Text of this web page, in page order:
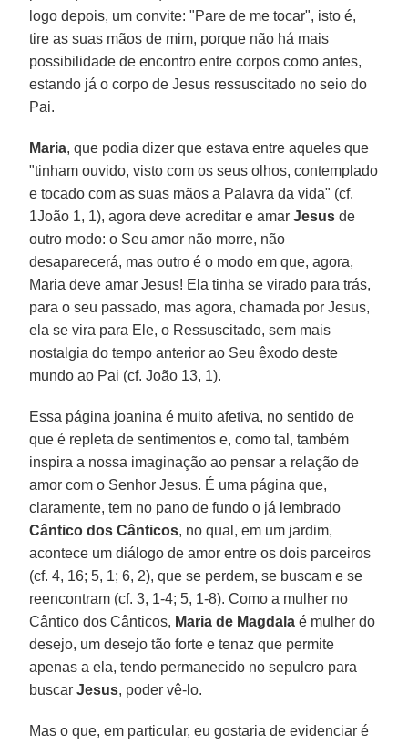
logo depois, um convite: "Pare de me tocar", isto é,
tire as suas mãos de mim, porque não há mais
possibilidade de encontro entre corpos como antes,
estando já o corpo de Jesus ressuscitado no seio do
Pai.
Maria, que podia dizer que estava entre aqueles que
"tinham ouvido, visto com os seus olhos, contemplado
e tocado com as suas mãos a Palavra da vida" (cf.
1João 1, 1), agora deve acreditar e amarJesus de
outro modo: o Seu amor não morre, não
desaparecerá, mas outro é o modo em que, agora,
Maria deve amar Jesus! Ela tinha se virado para trás,
para o seu passado, mas agora, chamada por Jesus,
ela se vira para Ele, o Ressuscitado, sem mais
nostalgia do tempo anterior ao Seu êxodo deste
mundo ao Pai (cf. João 13, 1).
Essa página joanina é muito afetiva, no sentido de
que é repleta de sentimentos e, como tal, também
inspira a nossa imaginação ao pensar a relação de
amor com o Senhor Jesus. É uma página que,
claramente, tem no pano de fundo o já lembrado
Cântico dos Cânticos, no qual, em um jardim,
acontece um diálogo de amor entre os dois parceiros
(cf. 4, 16; 5, 1; 6, 2), que se perdem, se buscam e se
reencontram (cf. 3, 1-4; 5, 1-8). Como a mulher no
Cântico dos Cânticos, Maria de Magdala é mulher do
desejo, um desejo tão forte e tenaz que permite
apenas a ela, tendo permanecido no sepulcro para
buscarJesus, poder vê-lo.
Mas o que, em particular, eu gostaria de evidenciar é